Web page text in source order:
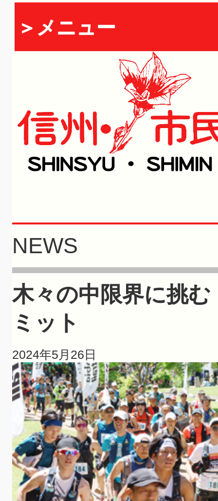
＞メニュー
NEWS
木々の中限界に挑
ミット
2024年5月26日